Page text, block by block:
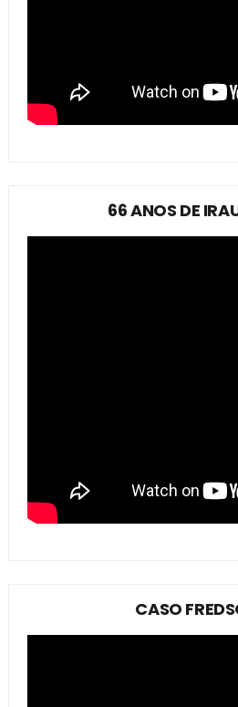
66 ANOS DE
CASO